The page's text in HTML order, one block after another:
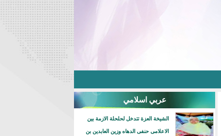
عربي اسلامي
الشيخة العزة تتدخل لحلحلة الازمة بين
الاعلامى حنفى الدهاه وزين العابدين بن